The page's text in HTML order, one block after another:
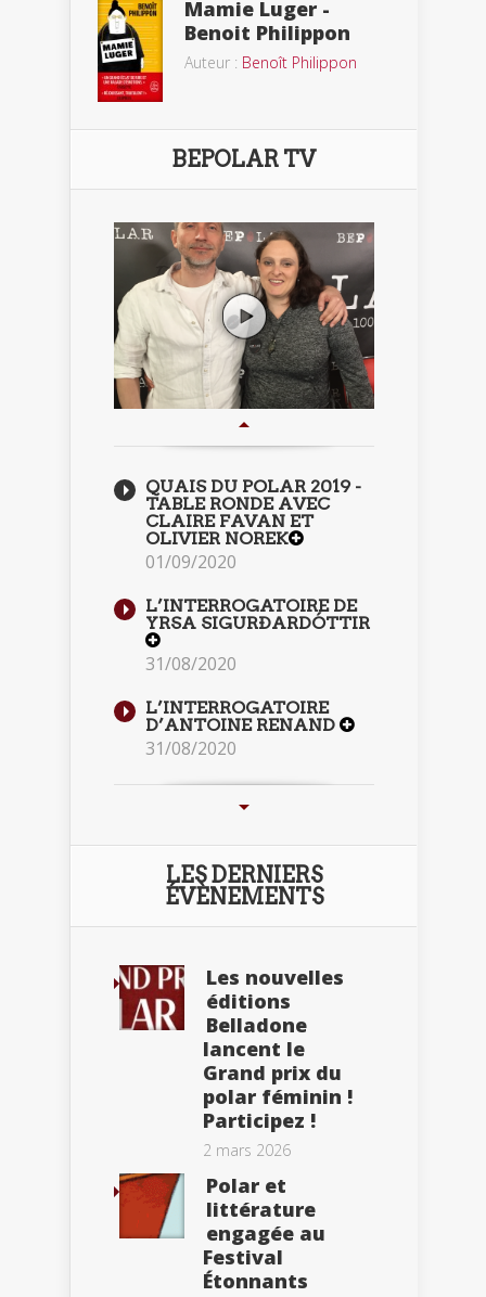
Mamie Luger -
Benoit Philippon
Auteur : Benoît Philippon
BEPOLAR TV
QUAIS DU POLAR 2019 -
TABLE RONDE AVEC
CLAIRE FAVAN ET
OLIVIER NOREK
01/09/2020
L’INTERROGATOIRE DE
YRSA SIGURÐARDÓTTIR
31/08/2020
L’INTERROGATOIRE
D’ANTOINE RENAND
31/08/2020
LES DERNIERS
ÉVÈNEMENTS
Les nouvelles
éditions
Belladone
lancent le
Grand prix du
polar féminin !
Participez !
2 mars 2026
Polar et
littérature
engagée au
Festival
Étonnants